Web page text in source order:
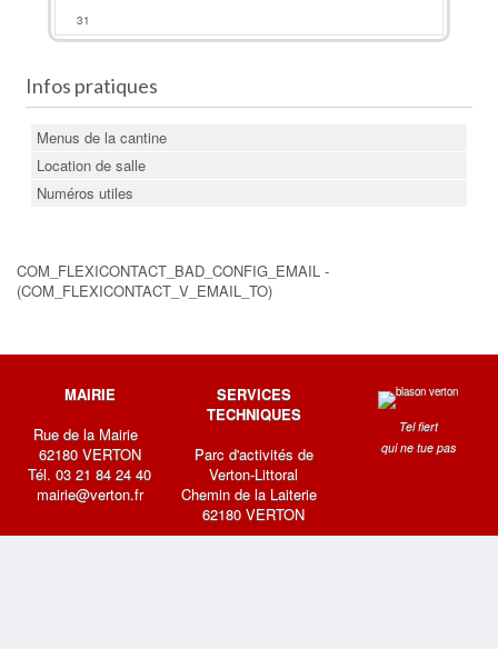
31
Infos pratiques
Menus de la cantine
Location de salle
Numéros utiles
COM_FLEXICONTACT_BAD_CONFIG_EMAIL -
(COM_FLEXICONTACT_V_EMAIL_TO)
MAIRIE
Rue de la Mairie
62180 VERTON
Tél. 03 21 84 24 40
mairie@verton.fr
SERVICES
TECHNIQUES
Parc d'activités de
Verton-Littoral
Chemin de la Laiterie
62180 VERTON
Tel fiert
qui ne tue pas